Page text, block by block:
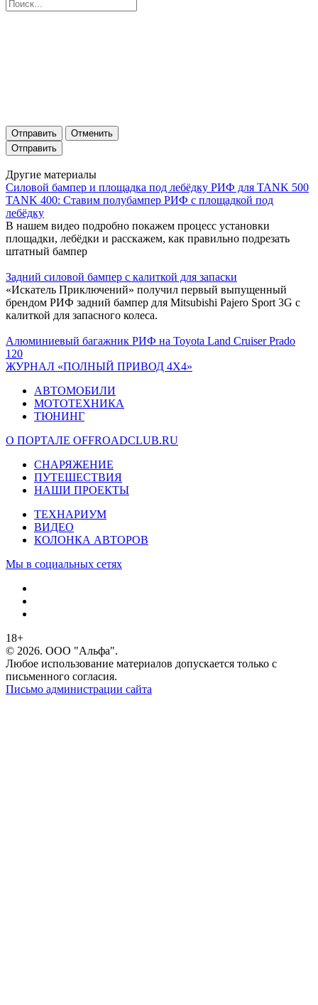
Отправить Отменить
Другие материалы
Силовой бампер и площадка под лебёдку РИФ для TANK 500
TANK 400: Ставим полубампер РИФ с площадкой под
лебёдку
В нашем видео подробно покажем процесс установки
площадки, лебёдки и расскажем, как правильно подрезать
штатный бампер
Задний силовой бампер с калиткой для запаски
«Искатель Приключений» получил первый выпущенный
брендом РИФ задний бампер для Mitsubishi Pajero Sport 3G с
калиткой для запасного колеса.
Алюминиевый багажник РИФ на Toyota Land Cruiser Prado
120
ЖУРНАЛ «ПОЛНЫЙ ПРИВОД 4Х4»
АВТОМОБИЛИ
МОТОТЕХНИКА
ТЮНИНГ
О ПОРТАЛЕ OFFROADCLUB.RU
СНАРЯЖЕНИЕ
ПУТЕШЕСТВИЯ
НАШИ ПРОЕКТЫ
ТЕХНАРИУМ
ВИДЕО
КОЛОНКА АВТОРОВ
Мы в социальных сетях
18+
© 2026. ООО "Альфа".
Любое использование материалов допускается только с
письменного согласия.
Письмо администрации сайта